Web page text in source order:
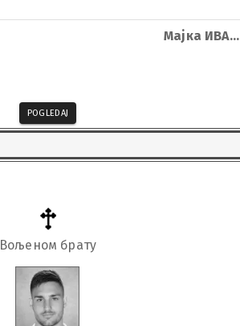
Мајка ИВА...
POGLEDAJ
Вољеном брату